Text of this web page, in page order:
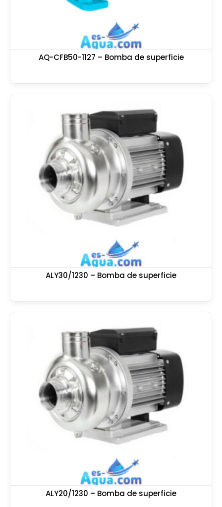
AQ-CFB50-1127 – Bomba de superficie
ALY30/1230 – Bomba de superficie
ALY20/1230 – Bomba de superficie